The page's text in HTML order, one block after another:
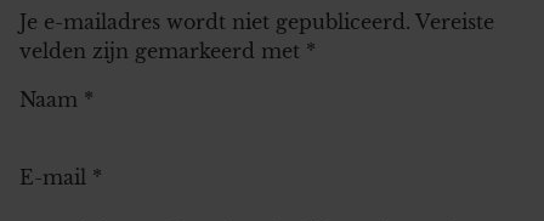
Je e-mailadres wordt niet gepubliceerd. Vereiste
velden zijn gemarkeerd met *
Naam *
E-mail *